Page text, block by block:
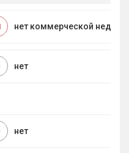
нет коммерческой
нет
нет